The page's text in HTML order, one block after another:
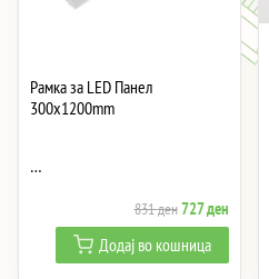
Рамка за LED Панел
300x1200mm
…
831денOriginal
price
was:
727денCurrent
price
is:
Додај во кошница